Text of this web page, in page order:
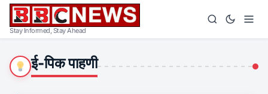
Stay Informed, Stay Ahead
ई-पिक पाहणी